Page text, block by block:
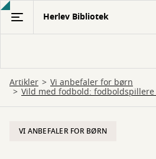
Gå
hovedindhold
Herlev Bibliotek
Artikler Vi anbefaler for børn
Vild med fodbold:
VI ANBEFALER FOR BØRN